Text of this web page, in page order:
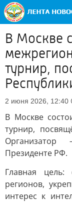
В Москве
турнир,
2 июня 2026, 12:40
В Москве
турнир,
Президенте РФ.
Главная
регионов,
интерес к